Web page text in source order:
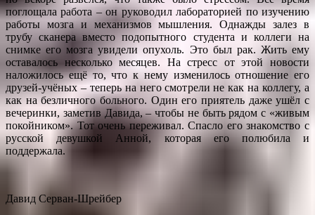
поглощала работа – он руководил лабораторией по изучению
работы мозга и механизмов мышления. Однажды залез в
трубу сканера вместо подопытного студента и коллеги на
снимке его мозга увидели опухоль. Это был рак. Жить ему
оставалось несколько месяцев. На стресс от этой новости
наложилось ещё то, что к нему изменилось отношение его
друзей-учёных – теперь на него смотрели не как на коллегу, а
как на безличного больного. Один его приятель даже ушёл с
вечеринки, заметив Давида, – чтобы не быть рядом с «живым
покойником». Тот очень переживал. Спасло его знакомство с
русской девушкой Анной, которая его полюбила и
поддержала.
Давид Серван-Шрейбер